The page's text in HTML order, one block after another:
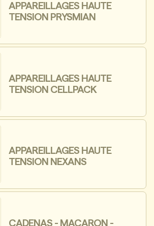
APPAREILLAGES HAUTE
TENSION PRYSMIAN
APPAREILLAGES HAUTE
TENSION CELLPACK
APPAREILLAGES HAUTE
TENSION NEXANS
CADENAS - MACARON -